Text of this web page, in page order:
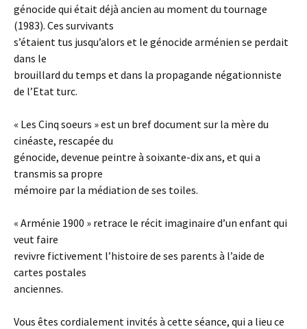
génocide qui était déjà ancien au moment du tournage
(1983). Ces survivants
s’étaient tus jusqu’alors et le génocide arménien se perdait
dans le
brouillard du temps et dans la propagande négationniste
de l’Etat turc.
« Les Cinq soeurs » est un bref document sur la mère du
cinéaste, rescapée du
génocide, devenue peintre à soixante-dix ans, et qui a
transmis sa propre
mémoire par la médiation de ses toiles.
« Arménie 1900 » retrace le récit imaginaire d’un enfant qui
veut faire
revivre fictivement l’histoire de ses parents à l’aide de
cartes postales
anciennes.
Vous êtes cordialement invités à cette séance, qui a lieu ce